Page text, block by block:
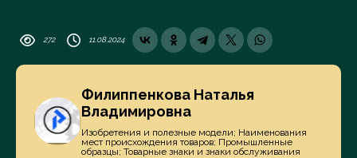
272 11.08.2024
Филиппенкова Наталья
Владимировна
Изобретения и полезные модели; Наименования
мест происхождения товаров; Промышленные
образцы; Товарные знаки и знаки обслуживания